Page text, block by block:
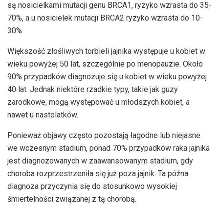
są nosicielkami mutacji genu BRCA1, ryzyko wzrasta do 35-
70%, a u nosicielek mutacji BRCA2 ryzyko wzrasta do 10-
30%.
Większość złośliwych torbieli jajnika występuje u kobiet w
wieku powyżej 50 lat, szczególnie po menopauzie. Około
90% przypadków diagnozuje się u kobiet w wieku powyżej
40 lat. Jednak niektóre rzadkie typy, takie jak guzy
zarodkowe, mogą występować u młodszych kobiet, a
nawet u nastolatków.
Ponieważ objawy często pozostają łagodne lub niejasne
we wczesnym stadium, ponad 70% przypadków raka jajnika
jest diagnozowanych w zaawansowanym stadium, gdy
choroba rozprzestrzeniła się już poza jajnik. Ta późna
diagnoza przyczynia się do stosunkowo wysokiej
śmiertelności związanej z tą chorobą.